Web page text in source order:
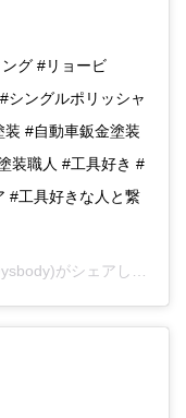
グ #リョービ
ングルポリッシャ
#自動車鈑金塗装
装職人 #工具好き #
#工具好きな人と繋
がシェアした投稿 -